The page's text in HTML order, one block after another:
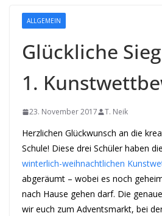
ALLGEMEIN
Glückliche
1.
23. November 2017 T. Neik
Herzlichen Glückwunsch an die
Schule! Diese drei Schüler haben
winterlich-weihnachtlichen
abgeräumt – wobei es noch
nach Hause gehen darf. Die
wir euch zum Adventsmarkt, bei